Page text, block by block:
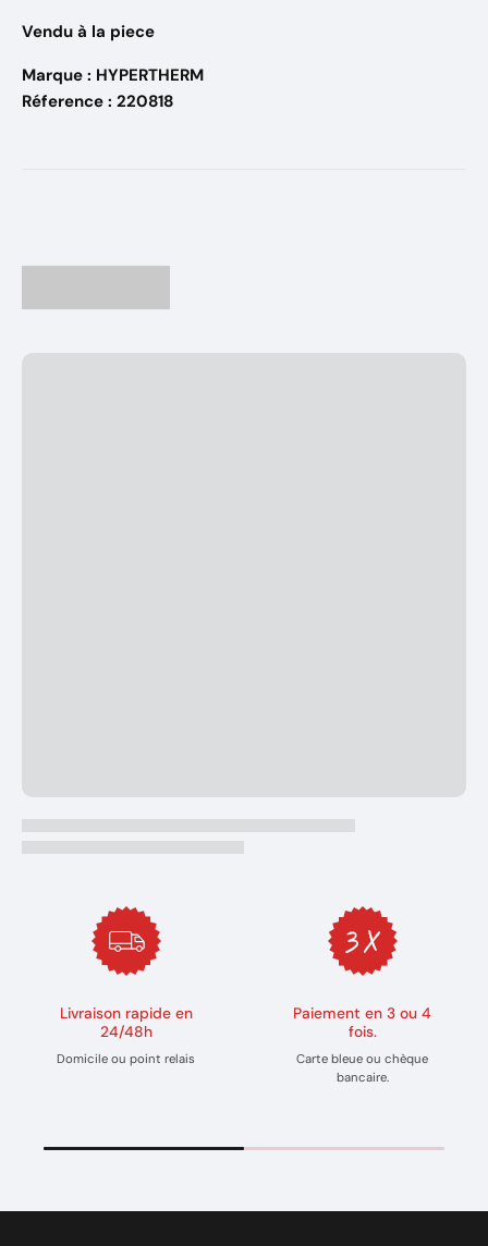
Vendu à la piece
Marque : HYPERTHERM
Réference : 220818
Livraison rapide en
24/48h
Domicile ou point relais
Paiement en 3 ou 4
fois.
Carte bleue ou chèque
bancaire.